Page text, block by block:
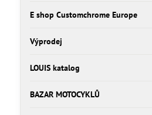
E shop Customchrome Europe
Výprodej
LOUIS katalog
BAZAR MOTOCYKLŮ